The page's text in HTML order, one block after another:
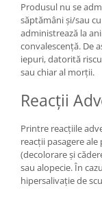
Produsul nu se
săptămâni și/sau
administrează la
convalescență. De
iepuri, datorită
sau chiar al morții.
Reacții
Printre reacțiile
reacții pasagere
(decolorare și
sau alopecie. În
hipersalivație de